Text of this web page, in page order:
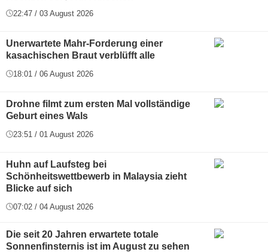
22:47 / 03 August 2026
Unerwartete Mahr-Forderung einer
kasachischen Braut verblüfft alle
18:01 / 06 August 2026
Drohne filmt zum ersten Mal vollständige
Geburt eines Wals
23:51 / 01 August 2026
Huhn auf Laufsteg bei
Schönheitswettbewerb in Malaysia zieht
Blicke auf sich
07:02 / 04 August 2026
Die seit 20 Jahren erwartete totale
Sonnenfinsternis ist im August zu sehen